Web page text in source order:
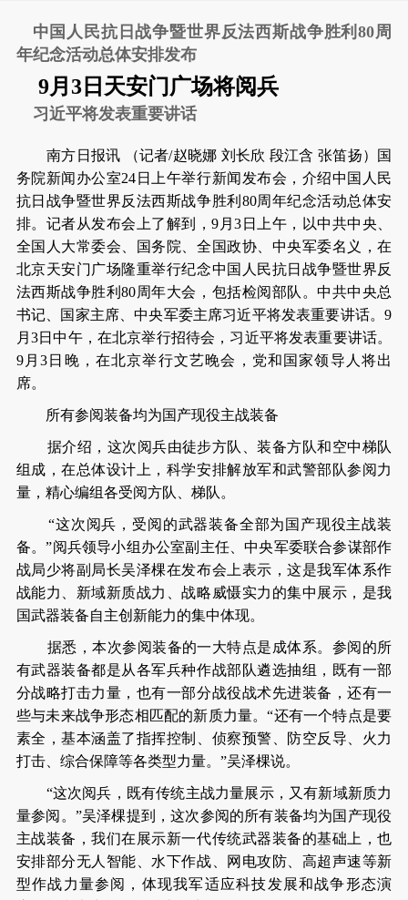
中国人民抗日战争暨世界反法西斯战争胜利80周
年纪念活动总体安排发布
9月3日天安门广场将阅兵
习近平将发表重要讲话
南方日报讯 （记者/赵晓娜 刘长欣 段江含 张笛扬）国
务院新闻办公室24日上午举行新闻发布会，介绍中国人民
抗日战争暨世界反法西斯战争胜利80周年纪念活动总体安
排。记者从发布会上了解到，9月3日上午，以中共中央、
全国人大常委会、国务院、全国政协、中央军委名义，在
北京天安门广场隆重举行纪念中国人民抗日战争暨世界反
法西斯战争胜利80周年大会，包括检阅部队。中共中央总
书记、国家主席、中央军委主席习近平将发表重要讲话。9
月3日中午，在北京举行招待会，习近平将发表重要讲话。
9月3日晚，在北京举行文艺晚会，党和国家领导人将出
席。
所有参阅装备均为国产现役主战装备
据介绍，这次阅兵由徒步方队、装备方队和空中梯队
组成，在总体设计上，科学安排解放军和武警部队参阅力
量，精心编组各受阅方队、梯队。
“这次阅兵，受阅的武器装备全部为国产现役主战装
备。”阅兵领导小组办公室副主任、中央军委联合参谋部作
战局少将副局长吴泽棵在发布会上表示，这是我军体系作
战能力、新域新质战力、战略威慑实力的集中展示，是我
国武器装备自主创新能力的集中体现。
据悉，本次参阅装备的一大特点是成体系。参阅的所
有武器装备都是从各军兵种作战部队遴选抽组，既有一部
分战略打击力量，也有一部分战役战术先进装备，还有一
些与未来战争形态相匹配的新质力量。“还有一个特点是要
素全，基本涵盖了指挥控制、侦察预警、防空反导、火力
打击、综合保障等各类型力量。”吴泽棵说。
“这次阅兵，既有传统主战力量展示，又有新域新质力
量参阅。”吴泽棵提到，这次参阅的所有装备均为国产现役
主战装备，我们在展示新一代传统武器装备的基础上，也
安排部分无人智能、水下作战、网电攻防、高超声速等新
型作战力量参阅，体现我军适应科技发展和战争形态演